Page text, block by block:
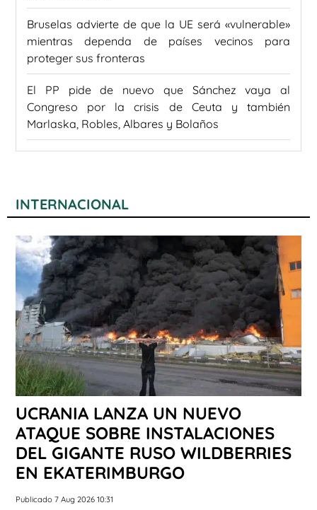
Bruselas advierte de que la UE será «vulnerable»
mientras dependa de países vecinos para
proteger sus fronteras
El PP pide de nuevo que Sánchez vaya al
Congreso por la crisis de Ceuta y también
Marlaska, Robles, Albares y Bolaños
INTERNACIONAL
UCRANIA LANZA UN NUEVO
ATAQUE SOBRE INSTALACIONES
DEL GIGANTE RUSO WILDBERRIES
EN EKATERIMBURGO
Publicado 7 Aug 2026 10:31